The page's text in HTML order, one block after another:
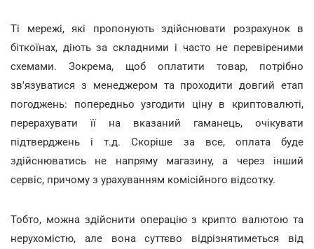
Ті мережі, які пропонують здійснювати розрахунок в
біткоїнах, діють за складними і часто не перевіреними
схемами. Зокрема, щоб оплатити товар, потрібно
зв'язуватися з менеджером та проходити довгий етап
погоджень: попередньо узгодити ціну в криптовалюті,
перерахувати її на вказаний гаманець, очікувати
підтверджень і т.д. Скоріше за все, оплата буде
здійснюватись не напряму магазину, а через інший
сервіс, причому з урахуванням комісійного відсотку.
Тобто, можна здійснити операцію з крипто валютою та
нерухомістю, але вона суттєво відрізнятиметься від